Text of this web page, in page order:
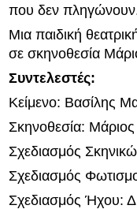
που δεν
Μια παιδική
σε σκηνοθεσία
Συντελεστές:
Κείμενο: Βασίλης
Σκηνοθεσία:
Σχεδιασμός
Σχεδιασμός
Σχεδιασμός Ήχου: